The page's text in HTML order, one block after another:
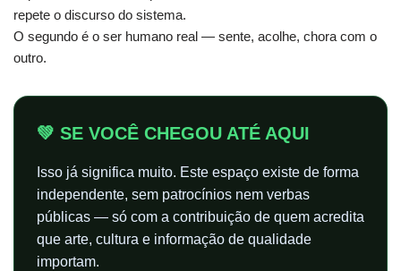
repete o discurso do sistema.
O segundo é o ser humano real — sente, acolhe, chora com o
outro.
💚 SE VOCÊ CHEGOU ATÉ AQUI
Isso já significa muito. Este espaço existe de forma
independente, sem patrocínios nem verbas
públicas — só com a contribuição de quem acredita
que arte, cultura e informação de qualidade
importam.